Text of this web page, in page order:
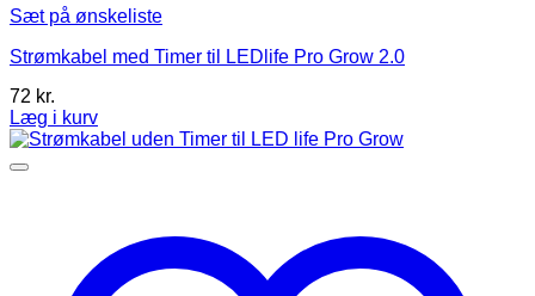
Sæt på ønskeliste
Strømkabel med Timer til LEDlife Pro Grow 2.0
72 kr.
Læg i kurv